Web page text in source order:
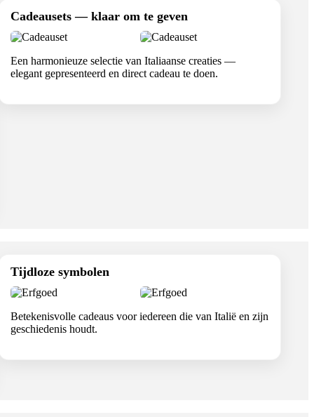
Cadeausets — klaar om te geven
Een harmonieuze selectie van Italiaanse creaties —
elegant gepresenteerd en direct cadeau te doen.
Tijdloze symbolen
Betekenisvolle cadeaus voor iedereen die van Italië en zijn
geschiedenis houdt.